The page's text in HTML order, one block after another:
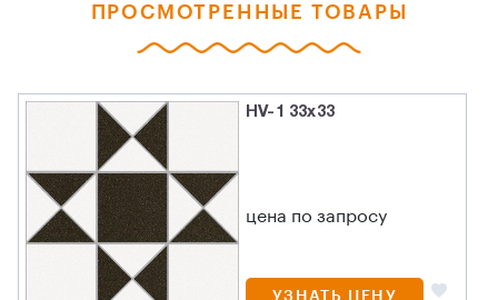
ПРОСМОТРЕННЫЕ ТОВАРЫ
HV-1 33x33
цена по запросу
УЗНАТЬ ЦЕНУ